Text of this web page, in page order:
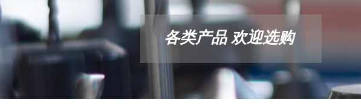
各类产品 欢迎选购